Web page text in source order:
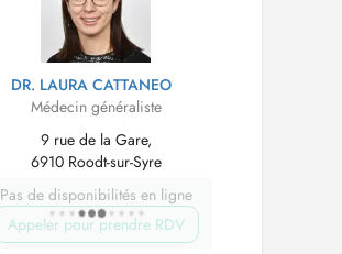
DR. LAURA CATTANEO
Médecin généraliste
9 rue de la Gare,
6910 Roodt-sur-Syre
Pas de disponibilités en ligne
Appeler pour prendre RDV